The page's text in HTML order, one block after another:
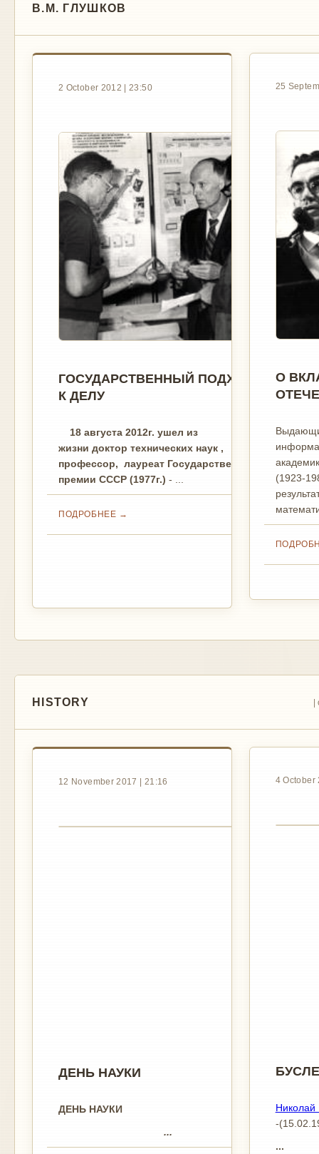
В.М. ГЛУШКОВ
2 October 2012 | 23:50
ГОСУДАРСТВЕННЫЙ ПОДХОД
К ДЕЛУ
18 августа 2012г. ушел из
жизни доктор технических наук ,
профессор, лауреат Государственной
премии СССР (1977г.) - ...
ПОДРОБНЕЕ
25
О
(1923-
HISTORY |
12 November 2017 | 21:16
ДЕНЬ НАУКИ
ДЕНЬ НАУКИ
...
4 October
Николай
-
...